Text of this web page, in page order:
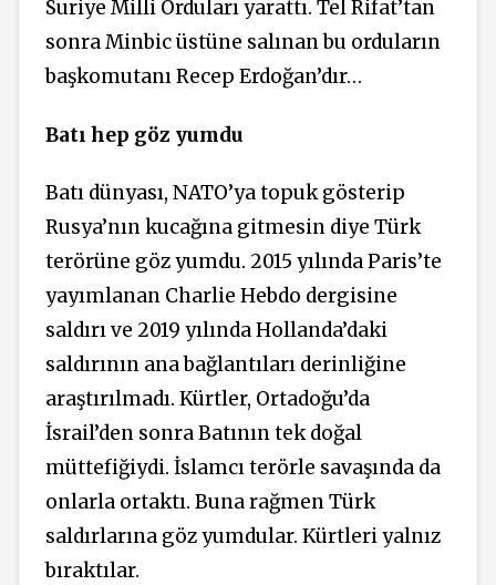
Suriye Milli Orduları yarattı. Tel Rifat’tan
sonra Minbic üstüne salınan bu orduların
başkomutanı Recep Erdoğan’dır…
Batı hep göz yumdu
Batı dünyası, NATO’ya topuk gösterip
Rusya’nın kucağına gitmesin diye Türk
terörüne göz yumdu. 2015 yılında Paris’te
yayımlanan Charlie Hebdo dergisine
saldırı ve 2019 yılında Hollanda’daki
saldırının ana bağlantıları derinliğine
araştırılmadı. Kürtler, Ortadoğu’da
İsrail’den sonra Batının tek doğal
müttefiğiydi. İslamcı terörle savaşında da
onlarla ortaktı. Buna rağmen Türk
saldırlarına göz yumdular. Kürtleri yalnız
bıraktılar.